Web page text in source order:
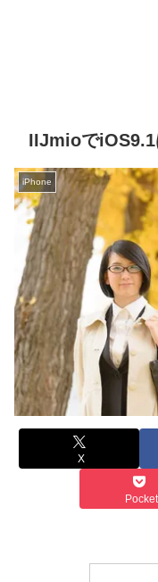
IIJmioでiOS9.1
iPhone
X
Pocket